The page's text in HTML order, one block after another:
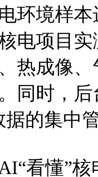
环境样
电项目
热成像
同时，
据的集中
看懂”核